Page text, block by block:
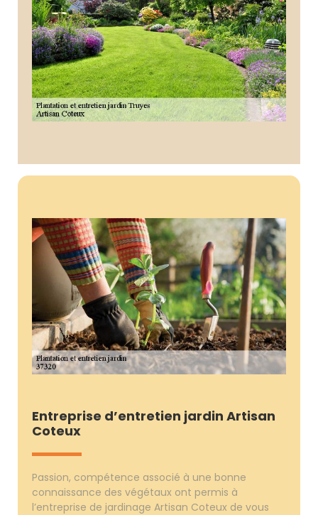
Entreprise d’entretien jardin Artisan
Coteux
Passion, compétence associé à une bonne
connaissance des végétaux ont permis à
l’entreprise de jardinage Artisan Coteux de vous